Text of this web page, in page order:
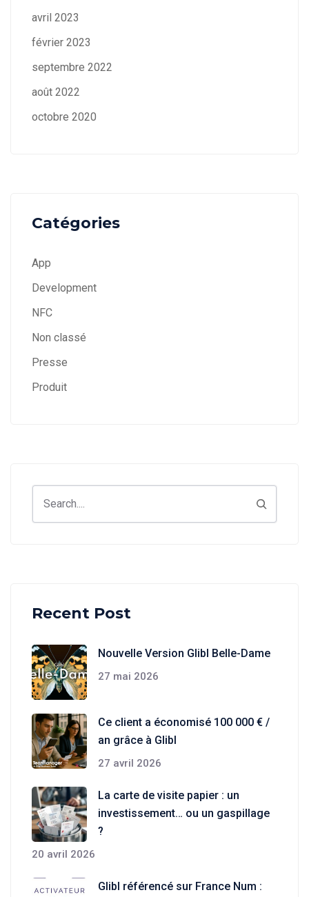
avril 2023
février 2023
septembre 2022
août 2022
octobre 2020
Catégories
App
Development
NFC
Non classé
Presse
Produit
Recent Post
Nouvelle Version Glibl Belle-Dame
27 mai 2026
Ce client a économisé 100 000 € /
an grâce à Glibl
27 avril 2026
La carte de visite papier : un
investissement… ou un gaspillage
?
20 avril 2026
Glibl référencé sur France Num :